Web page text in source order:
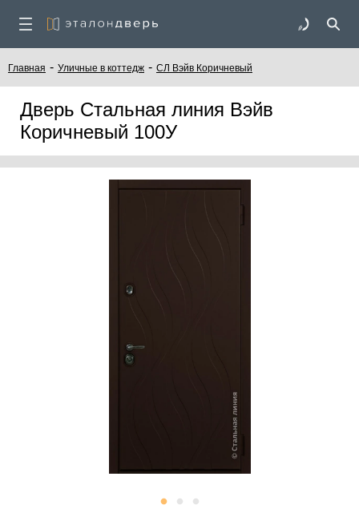
Главная - Уличные в коттедж - СЛ Вэйв Коричневый
Дверь Стальная линия Вэйв
Коричневый 100У